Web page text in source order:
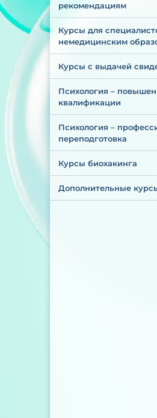
рекомендациям
Курсы для
немедицинским
Курсы с выдачей
Психология –
квалификации
Психология –
переподготовка
Курсы биохакинга
Дополнительные